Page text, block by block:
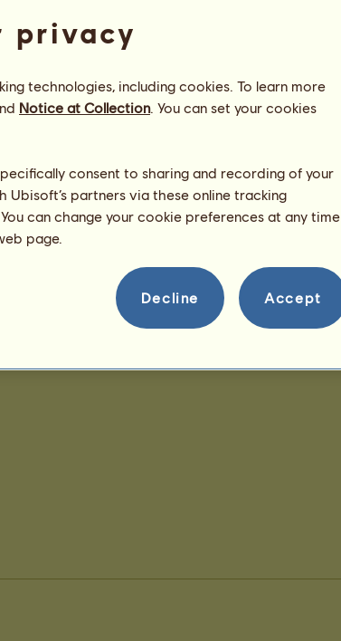
privacy
technologies, including cookies. To learn more
Notice at Collection. You can set your cookies
consent to sharing and recording of your
partners via these online tracking
can change your cookie preferences at any time
page.
Decline Accept